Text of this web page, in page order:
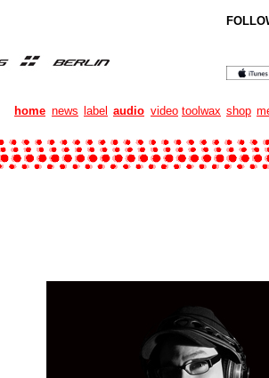
home news label audio video toolwax shop